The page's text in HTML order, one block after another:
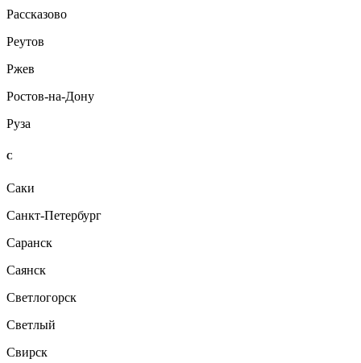
Рассказово
Реутов
Ржев
Ростов-на-Дону
Руза
С
Саки
Санкт-Петербург
Саранск
Саянск
Светлогорск
Светлый
Свирск